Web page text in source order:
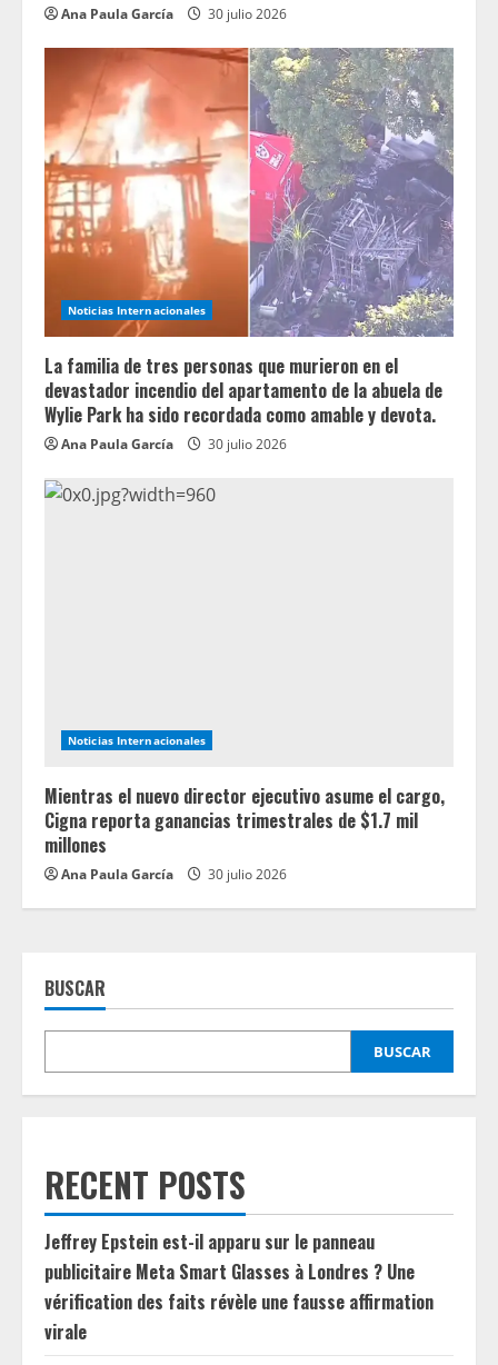
Ana Paula García 30 julio 2026
Noticias Internacionales
La familia de tres personas que murieron en el
devastador incendio del apartamento de la abuela de
Wylie Park ha sido recordada como amable y devota.
Ana Paula García 30 julio 2026
Noticias Internacionales
Mientras el nuevo director ejecutivo asume el cargo,
Cigna reporta ganancias trimestrales de $1.7 mil
millones
Ana Paula García 30 julio 2026
BUSCAR
BUSCAR
RECENT POSTS
Jeffrey Epstein est-il apparu sur le panneau
publicitaire Meta Smart Glasses à Londres ? Une
vérification des faits révèle une fausse affirmation
virale